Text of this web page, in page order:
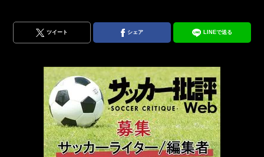
ツイート シェア LINEで送る